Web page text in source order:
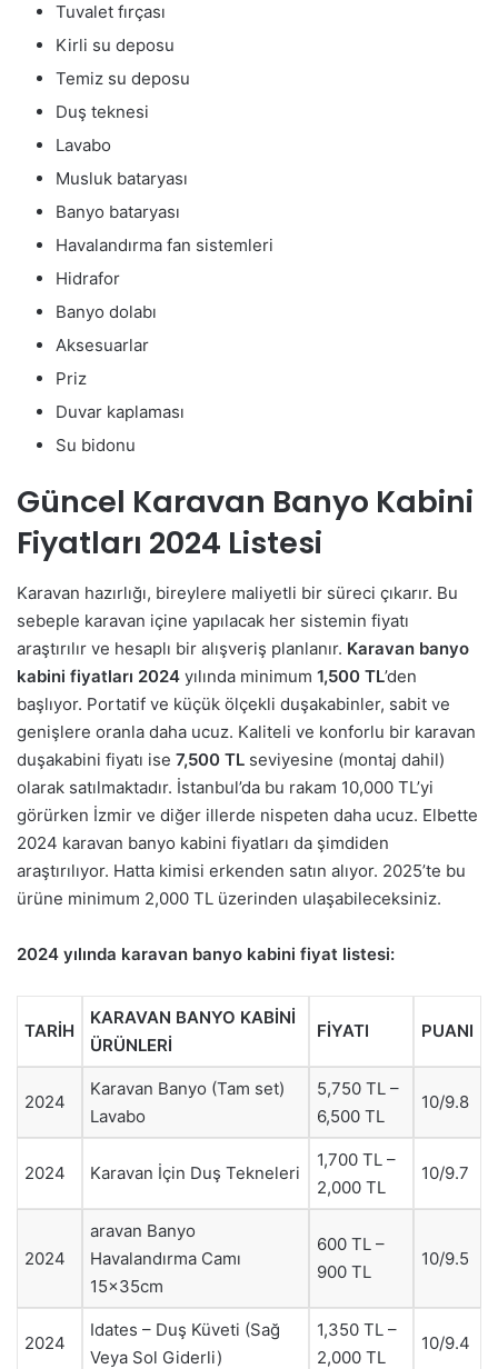
Tuvalet fırçası
Kirli su deposu
Temiz su deposu
Duş teknesi
Lavabo
Musluk bataryası
Banyo bataryası
Havalandırma fan sistemleri
Hidrafor
Banyo dolabı
Aksesuarlar
Priz
Duvar kaplaması
Su bidonu
Güncel Karavan Banyo Kabini
Fiyatları 2024 Listesi
Karavan hazırlığı, bireylere maliyetli bir süreci çıkarır. Bu
sebeple karavan içine yapılacak her sistemin fiyatı
araştırılır ve hesaplı bir alışveriş planlanır. Karavan banyo
kabini fiyatları 2024 yılında minimum 1,500 TL’den
başlıyor. Portatif ve küçük ölçekli duşakabinler, sabit ve
genişlere oranla daha ucuz. Kaliteli ve konforlu bir karavan
duşakabini fiyatı ise 7,500 TL seviyesine (montaj dahil)
olarak satılmaktadır. İstanbul’da bu rakam 10,000 TL’yi
görürken İzmir ve diğer illerde nispeten daha ucuz. Elbette
2024 karavan banyo kabini fiyatları da şimdiden
araştırılıyor. Hatta kimisi erkenden satın alıyor. 2025’te bu
ürüne minimum 2,000 TL üzerinden ulaşabileceksiniz.
2024 yılında karavan banyo kabini fiyat listesi:
TARİH
KARAVAN BANYO KABİNİ
ÜRÜNLERİ
FİYATI PUANI
2024
Karavan Banyo (Tam set)
Lavabo
5,750 TL –
6,500 TL
10/9.8
2024 Karavan İçin Duş Tekneleri
1,700 TL –
2,000 TL
10/9.7
2024
aravan Banyo
Havalandırma Camı
15x35cm
600 TL –
900 TL
10/9.5
2024
Idates – Duş Küveti (Sağ
Veya Sol Giderli)
1,350 TL –
2,000 TL
10/9.4